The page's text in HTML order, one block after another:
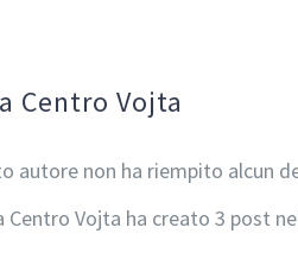
Centro Vojta
autore non ha riempito alcun
Centro Vojta ha creato 3 post